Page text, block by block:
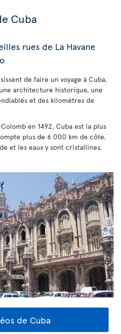
Cuba
rues de La Havane
de faire un voyage à Cuba,
architecture historique, une
et des kilomètres de
en 1492, Cuba est la plus
plus de 6 000 km de côte.
et les eaux y sont cristallines.
de Cuba